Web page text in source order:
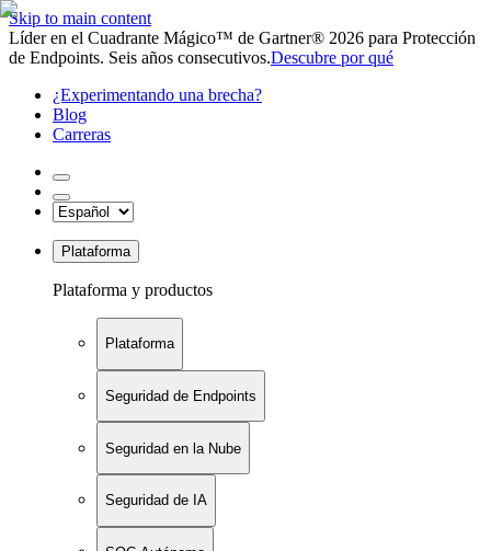
Skip to main content
Líder en el Cuadrante Mágico™ de Gartner® 2026 para Protección
de Endpoints. Seis años consecutivos.Descubre por qué
¿Experimentando una brecha?
Blog
Carreras
Plataforma
Plataforma y productos
Plataforma
Seguridad de Endpoints
Seguridad en la Nube
Seguridad de IA